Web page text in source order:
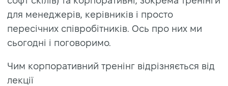
для менеджерів, керівників і просто
пересічних співробітників. Ось про них ми
сьогодні і поговоримо.
Чим корпоративний тренінг відрізняється від
лекції